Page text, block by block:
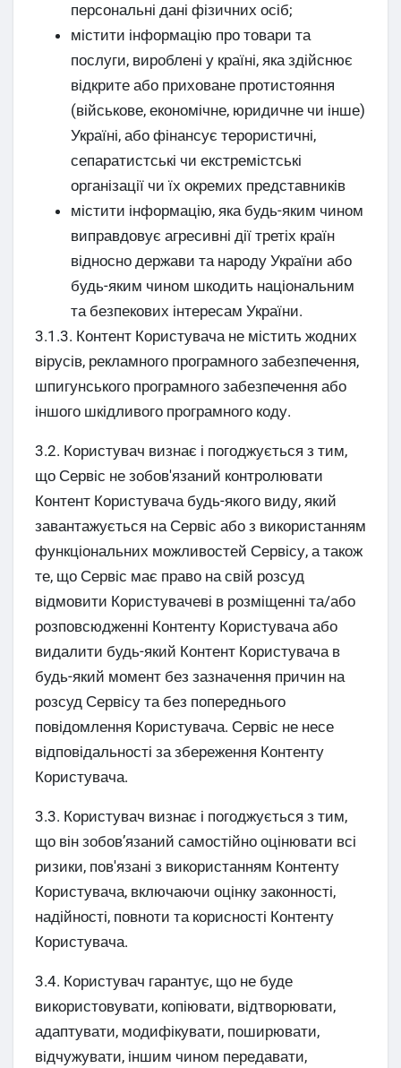
персональні дані фізичних осіб;
містити інформацію про товари та
послуги, вироблені у країні, яка здійснює
відкрите або приховане протистояння
(військове, економічне, юридичне чи інше)
Україні, або фінансує терористичні,
сепаратистські чи екстремістські
організації чи їх окремих представників
містити інформацію, яка будь-яким чином
виправдовує агресивні дії третіх країн
відносно держави та народу України або
будь-яким чином шкодить національним
та безпекових інтересам України.
3.1.3. Контент Користувача не містить жодних
вірусів, рекламного програмного забезпечення,
шпигунського програмного забезпечення або
іншого шкідливого програмного коду.
3.2. Користувач визнає і погоджується з тим,
що Сервіс не зобов'язаний контролювати
Контент Користувача будь-якого виду, який
завантажується на Сервіс або з використанням
функціональних можливостей Сервісу, а також
те, що Сервіс має право на свій розсуд
відмовити Користувачеві в розміщенні та/або
розповсюдженні Контенту Користувача або
видалити будь-який Контент Користувача в
будь-який момент без зазначення причин на
розсуд Сервісу та без попереднього
повідомлення Користувача. Сервіс не несе
відповідальності за збереження Контенту
Користувача.
3.3. Користувач визнає і погоджується з тим,
що він зобов’язаний самостійно оцінювати всі
ризики, пов'язані з використанням Контенту
Користувача, включаючи оцінку законності,
надійності, повноти та корисності Контенту
Користувача.
3.4. Користувач гарантує, що не буде
використовувати, копіювати, відтворювати,
адаптувати, модифікувати, поширювати,
відчужувати, іншим чином передавати,